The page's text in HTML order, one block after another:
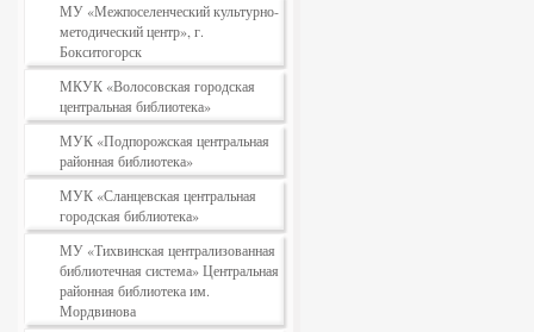
МУ «Межпоселенческий культурно-
методический центр», г.
Бокситогорск
МКУК «Волосовская городская
центральная библиотека»
МУК «Подпорожская центральная
районная библиотека»
МУК «Сланцевская центральная
городская библиотека»
МУ «Тихвинская централизованная
библиотечная система» Центральная
районная библиотека им.
Мордвинова